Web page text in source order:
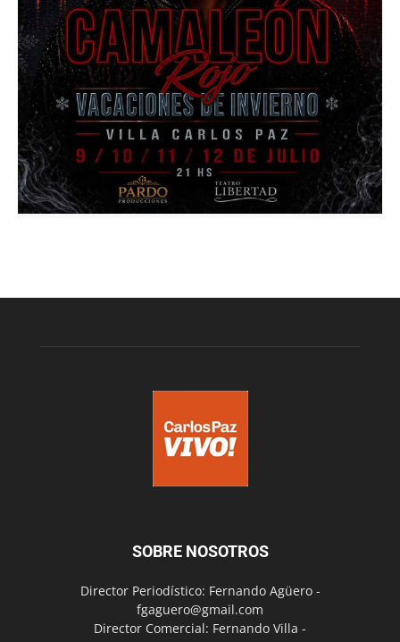
SOBRE NOSOTROS
Director Periodístico: Fernando Agüero -
fgaguero@gmail.com
Director Comercial: Fernando Villa -